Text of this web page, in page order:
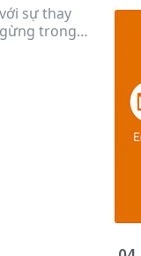
sự thay
trong…